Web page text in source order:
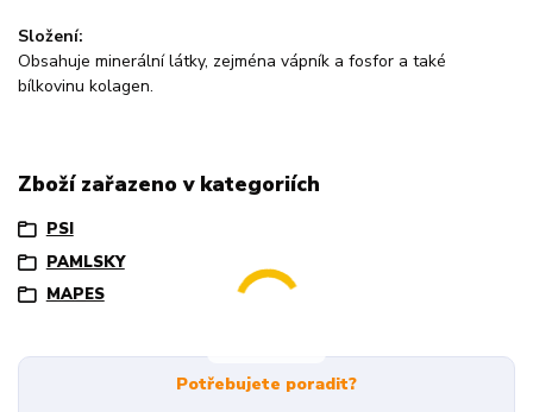
Složení:
Obsahuje minerální látky, zejména vápník a fosfor a také
bílkovinu kolagen.
Zboží zařazeno v kategoriích
PSI
PAMLSKY
MAPES
Potřebujete poradit?